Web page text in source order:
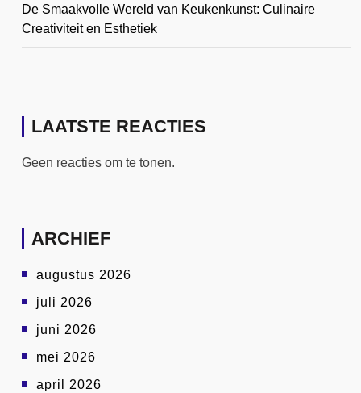
De Smaakvolle Wereld van Keukenkunst: Culinaire
Creativiteit en Esthetiek
LAATSTE REACTIES
Geen reacties om te tonen.
ARCHIEF
augustus 2026
juli 2026
juni 2026
mei 2026
april 2026